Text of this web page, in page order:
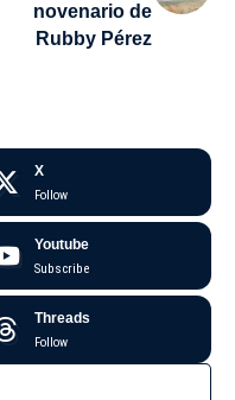
novenario de
Rubby Pérez
X
Follow
Youtube
Subscribe
Threads
Follow